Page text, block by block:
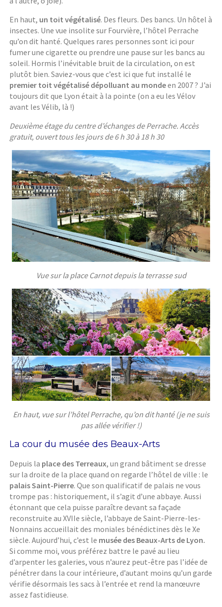
En haut, un toit végétalisé. Des fleurs. Des bancs. Un hôtel à
insectes. Une vue insolite sur Fourvière, l’hôtel Perrache
qu’on dit hanté. Quelques rares personnes sont ici pour
fumer une cigarette ou prendre une pause sur les bancs au
soleil. Hormis l’inévitable bruit de la circulation, on est
plutôt bien. Saviez-vous que c’est ici que fut installé le
premier toit végétalisé dépolluant au mondeen 2007 ? J’ai
toujours dit que Lyon était à la pointe (on a eu les Vélov
avant les Vélib, là !)
Deuxième étage du centre d’échanges de Perrache. Accès
gratuit, ouvert tous les jours de 6 h 30 à 18 h 30
Vue sur la place Carnot depuis la terrasse sud
En haut, vue sur l’hôtel Perrache, qu’on dit hanté (je ne suis
pas allée vérifier !)
La cour du musée des Beaux-Arts
Depuis la place des Terreaux, un grand bâtiment se dresse
sur la droite de la place quand on regarde l’hôtel de ville : le
palais Saint-Pierre. Que son qualificatif de palais ne vous
trompe pas : historiquement, il s’agit d’une abbaye. Aussi
étonnant que cela puisse paraître devant sa façade
reconstruite au XVIIe siècle, l’abbaye de Saint-Pierre-les-
Nonnains accueillait des moniales bénédictines dès le Xe
siècle. Aujourd’hui, c’est le musée des Beaux-Arts de Lyon.
Si comme moi, vous préférez battre le pavé au lieu
d’arpenter les galeries, vous n’aurez peut-être pas l’idée de
pénétrer dans la cour intérieure, d’autant moins qu’un garde
vérifie désormais les sacs à l’entrée et rend la manœuvre
assez fastidieuse.